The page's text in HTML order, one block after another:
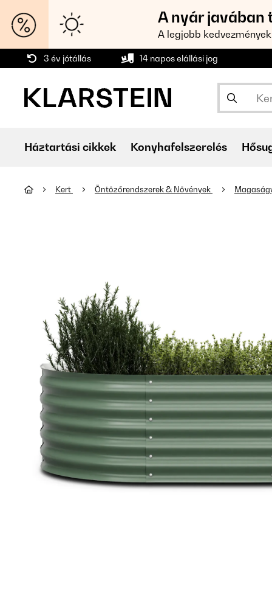
A nyár javában
A legjobb
3 év jótállás 14 napos elállási jog
Háztartási cikkek Konyhafelszerelés
Kert Öntözőrendszerek & Növények